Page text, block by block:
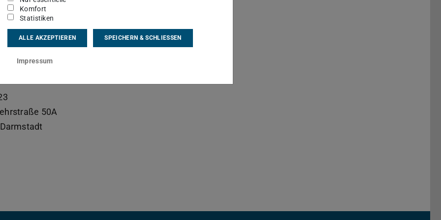
Reliable Artificial Intelligence
...
50A
Darmstadt
Komfort
Statistiken
ALLE AKZEPTIEREN SPEICHERN & SCHLIESSEN
Impressum